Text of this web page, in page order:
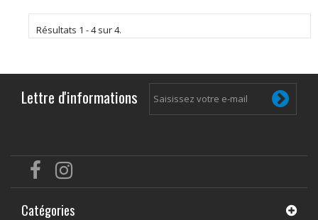
Résultats 1 - 4 sur 4.
Lettre d'informations
Catégories